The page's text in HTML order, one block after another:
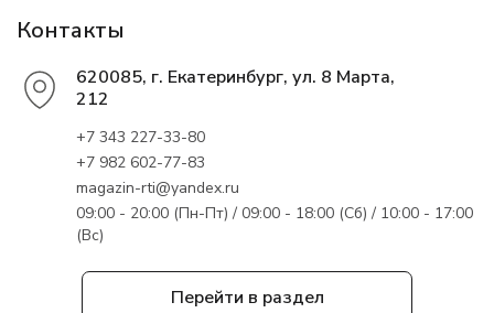
Перейти в раздел
Контакты
620085, г. Екатеринбург, ул. 8 Марта,
212
+7 343 227-33-80
+7 982 602-77-83
magazin-rti@yandex.ru
09:00 - 20:00 (Пн-Пт) / 09:00 - 18:00 (Сб) / 10:00 - 17:00
(Вс)